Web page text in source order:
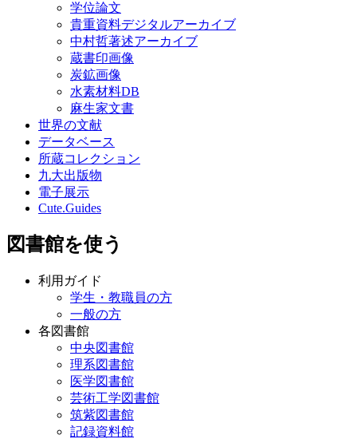
学位論文
貴重資料デジタルアーカイブ
中村哲著述アーカイブ
蔵書印画像
炭鉱画像
水素材料DB
麻生家文書
世界の文献
データベース
所蔵コレクション
九大出版物
電子展示
Cute.Guides
図書館を使う
利用ガイド
学生・教職員の方
一般の方
各図書館
中央図書館
理系図書館
医学図書館
芸術工学図書館
筑紫図書館
記録資料館